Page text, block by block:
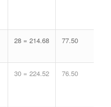
28 = 214.68 77.50
30 = 224.52 76.50